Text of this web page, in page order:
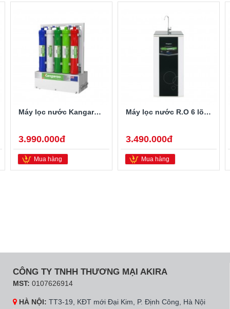
Máy lọc nước Kangaroo KGHP66 9 lõi
3.990.000đ
Mua hàng
Máy lọc nước R.O 6 lõi Kangaroo KG06-VTU
3.490.000đ
Mua hàng
CÔNG TY TNHH THƯƠNG MẠI AKIRA
MST: 0107626914
HÀ NỘI: TT3-19, KĐT mới Đại Kim, P. Định Công, Hà Nội